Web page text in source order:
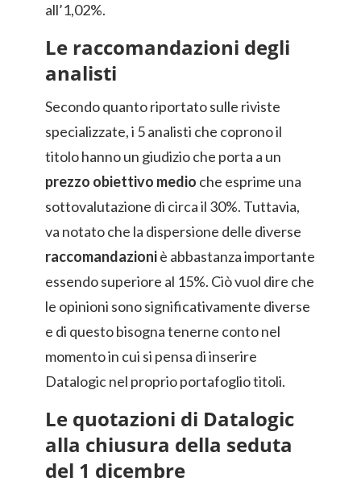
all’1,02%.
Le raccomandazioni degli
analisti
Secondo quanto riportato sulle riviste
specializzate, i 5 analisti che coprono il
titolo hanno un giudizio che porta a un
prezzo obiettivo medio che esprime una
sottovalutazione di circa il 30%. Tuttavia,
va notato che la dispersione delle diverse
raccomandazioniè abbastanza importante
essendo superiore al 15%. Ciò vuol dire che
le opinioni sono significativamente diverse
e di questo bisogna tenerne conto nel
momento in cui si pensa di inserire
Datalogic nel proprio portafoglio titoli.
Le quotazioni di Datalogic
alla chiusura della seduta
del 1 dicembre